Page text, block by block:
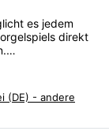
es jedem
direkt
(DE) - andere